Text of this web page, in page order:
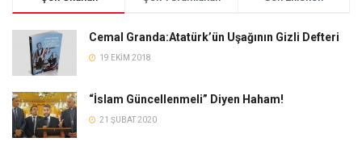
Cemal Granda:Atatürk’ün Uşağının Gizli Defteri
19 EKIM 2018
“İslam Güncellenmeli” Diyen Haham!
21 ŞUBAT 2020